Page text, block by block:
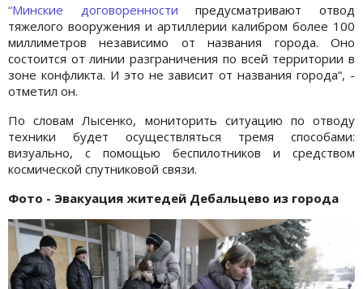
“Минские договоренности предусматривают отвод
тяжелого вооружения и артиллерии калибром более 100
миллиметров независимо от названия города. Оно
состоится от линии разграничения по всей территории в
зоне конфликта. И это не зависит от названия города“, -
отметил он.
По словам Лысенко, мониторить ситуацию по отводу
техники будет осуществляться тремя способами:
визуально, с помощью беспилотников и средством
космической спутниковой связи.
Фото - Эвакуация житедей Дебальцево из города